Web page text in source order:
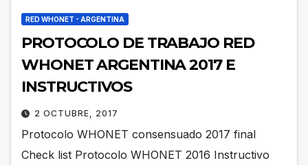
RED WHONET - ARGENTINA
PROTOCOLO DE TRABAJO RED
WHONET ARGENTINA 2017 E
INSTRUCTIVOS
2 OCTUBRE, 2017
Protocolo WHONET consensuado 2017 final
Check list Protocolo WHONET 2016 Instructivo